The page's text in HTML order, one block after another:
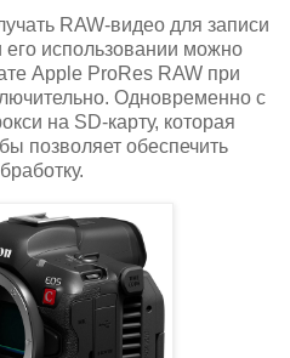
RAW-видео для записи
использовании можно
Apple ProRes RAW при
Одновременно с
на SD-карту, которая
позволяет обеспечить